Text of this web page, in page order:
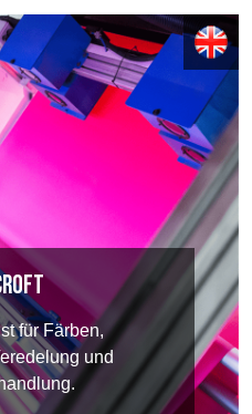
UK, NORTHERN
IRELAND &
REPUBLIC OF
IRELAND
für Färben,
und